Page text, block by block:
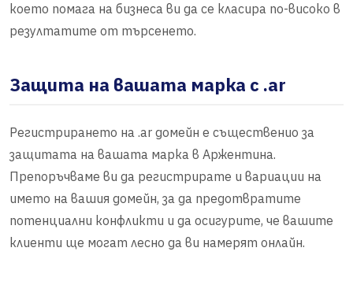
което помага на бизнеса ви да се класира по-високо в
резултатите от търсенето.
Защита на вашата марка с .ar
Регистрирането на .ar домейн е същественио за
защитата на вашата марка в Аржентина.
Препоръчваме ви да регистрирате и вариации на
името на вашия домейн, за да предотвратите
потенциални конфликти и да осигурите, че вашите
клиенти ще могат лесно да ви намерят онлайн.